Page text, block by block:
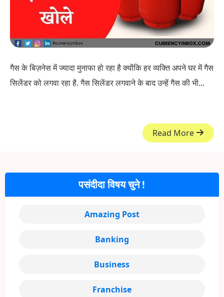
गैस के बिज़नेस में ज्यादा मुनाफा हो रहा है क्योंकि हर व्यक्ति अपने घर में गैस
सिलेंडर को लगवा रहा है. गैस सिलेंडर लगवाने के बाद उन्हें गैस की भी...
Read More
पसंदीदा विषय चुने !
Amazing Post
Banking
Business
Franchise